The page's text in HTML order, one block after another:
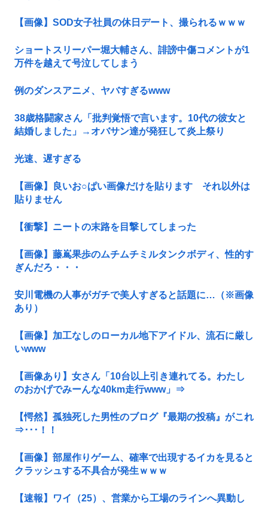
【画像】SOD女子社員の休日デート、撮られるｗｗｗ
ショートスリーパー堀大輔さん、誹謗中傷コメントが1
万件を越えて号泣してしまう
例のダンスアニメ、ヤバすぎるwww
38歳格闘家さん「批判覚悟で言います。10代の彼女と
結婚しました」→オバサン達が発狂して炎上祭り
光速、遅すぎる
【画像】良いお○ぱい画像だけを貼ります それ以外は
貼りません
【衝撃】ニートの末路を目撃してしまった
【画像】藤嶌果歩のムチムチミルタンクボディ、性的す
ぎんだろ・・・
安川電機の人事がガチで美人すぎると話題に…（※画像
あり）
【画像】加工なしのローカル地下アイドル、流石に厳し
いwww
【画像あり】女さん「10台以上引き連れてる。わたし
のおかげでみーんな40km走行www」⇒
【愕然】孤独死した男性のブログ『最期の投稿』がこれ
⇒･･･！！
【画像】部屋作りゲーム、確率で出現するイカを見ると
クラッシュする不具合が発生ｗｗｗ
【速報】ワイ（25）、営業から工場のラインへ異動し